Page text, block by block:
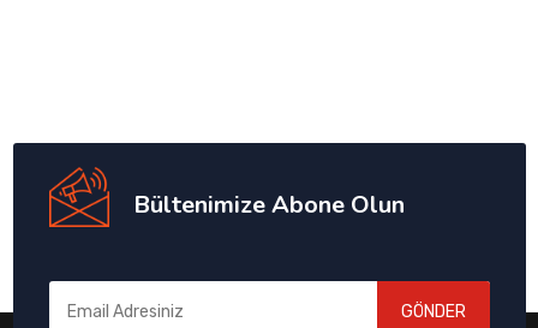
Bültenimize Abone Olun
GÖNDER